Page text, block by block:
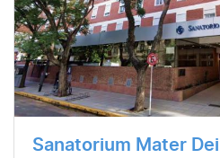
Sanatorium Mater Dei